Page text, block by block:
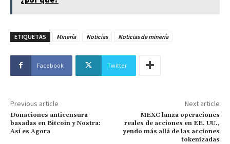
ETIQUETAS Minería Noticias Noticias de minería
Facebook Twitter
Previous article
Donaciones anticensura
basadas en Bitcoin y Nostra:
Así es Agora
Next article
MEXC lanza operaciones
reales de acciones en EE. UU.,
yendo más allá de las acciones
tokenizadas